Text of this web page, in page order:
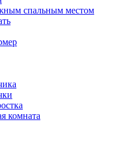
спальным местом
комната